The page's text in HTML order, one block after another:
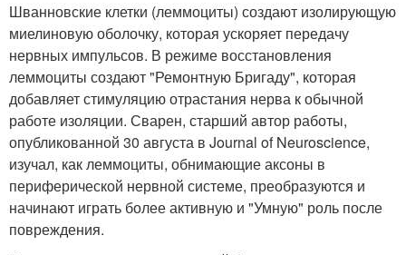
Шванновские клетки (леммоциты) создают изолирующую
миелиновую оболочку, которая ускоряет передачу
нервных импульсов. В режиме восстановления
леммоциты создают "Ремонтную Бригаду", которая
добавляет стимуляцию отрастания нерва к обычной
работе изоляции. Сварен, старший автор работы,
опубликованной 30 августа в Journal of Neuroscience,
изучал, как леммоциты, обнимающие аксоны в
периферической нервной системе, преобразуются и
начинают играть более активную и "Умную" роль после
повреждения.